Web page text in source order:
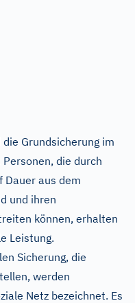
Grundsicherung im
die durch
Dauer aus dem
und ihren
können, erhalten
Leistung.
Sicherung, die
werden
Netz bezeichnet. Es